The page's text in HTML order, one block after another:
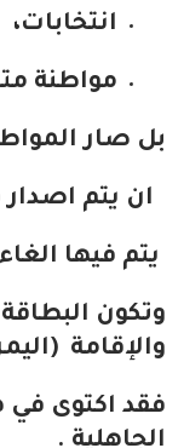
انتخابات،
مواطنة
بل صار
ان يتم اصدار
يتم فيها
وتكون
والإقامة (اليمن
فقد اكتوى في
الجاهلية .